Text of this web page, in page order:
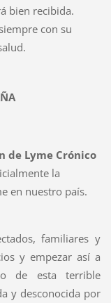
bien recibida.
con su
de Lyme Crónico
la
en nuestro país.
familiares y
y empezar así a
de esta terrible
y desconocida por